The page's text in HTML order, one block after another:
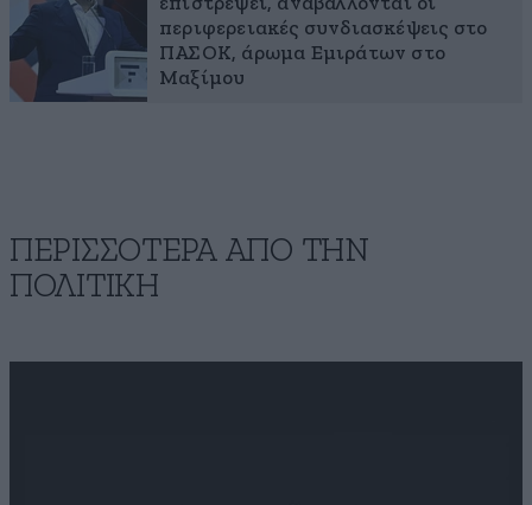
επιστρέψει, αναβάλλονται οι
περιφερειακές συνδιασκέψεις στο
ΠΑΣΟΚ, άρωμα Εμιράτων στο
Μαξίμου
ΠΕΡΙΣΣΟΤΕΡΑ ΑΠΟ ΤΗΝ
ΠΟΛΙΤΙΚΗ